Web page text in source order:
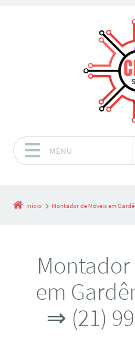
MENU
Início Montador de Móveis em
em
⇒ (21)